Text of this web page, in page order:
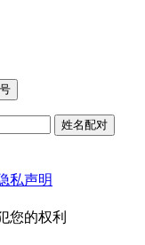
私声明
您的权利